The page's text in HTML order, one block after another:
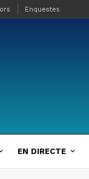
Enquestes
EN DIRECTE